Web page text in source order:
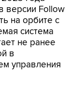
версии Follow
на орбите с
система
не ранее
в
управления